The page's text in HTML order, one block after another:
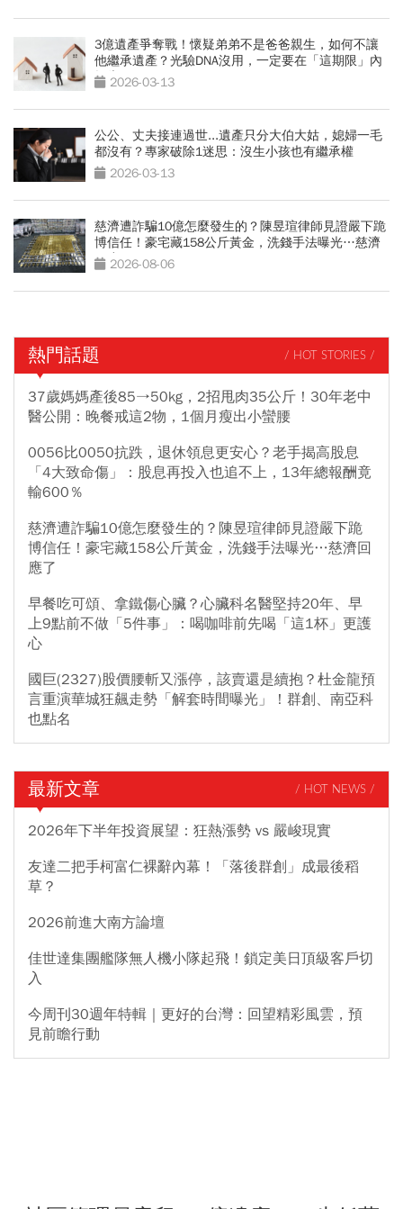
3億遺產爭奪戰！懷疑弟弟不是爸爸親生，如何不讓
他繼承遺產？光驗DNA沒用，一定要在「這期限」內
提告2026-03-13
公公、丈夫接連過世...遺產只分大伯大姑，媳婦一毛
都沒有？專家破除1迷思：沒生小孩也有繼承權
2026-03-13
慈濟遭詐騙10億怎麼發生的？陳昱瑄律師見證嚴下跪
博信任！豪宅藏158公斤黃金，洗錢手法曝光…慈濟
回應了
2026-08-06
熱門話題 / HOT STORIES /
37歲媽媽產後85→50kg，2招甩肉35公斤！30年老中
醫公開：晚餐戒這2物，1個月瘦出小蠻腰
0056比0050抗跌，退休領息更安心？老手揭高股息
「4大致命傷」：股息再投入也追不上，13年總報酬竟
輸600％
慈濟遭詐騙10億怎麼發生的？陳昱瑄律師見證嚴下跪
博信任！豪宅藏158公斤黃金，洗錢手法曝光…慈濟回
應了
早餐吃可頌、拿鐵傷心臟？心臟科名醫堅持20年、早
上9點前不做「5件事」：喝咖啡前先喝「這1杯」更護
心
國巨(2327)股價腰斬又漲停，該賣還是續抱？杜金龍預
言重演華城狂飆走勢「解套時間曝光」！群創、南亞科
也點名
最新文章 / HOT NEWS /
2026年下半年投資展望：狂熱漲勢 vs 嚴峻現實
友達二把手柯富仁裸辭內幕！「落後群創」成最後稻
草？
2026前進大南方論壇
佳世達集團艦隊無人機小隊起飛！鎖定美日頂級客戶切
入
今周刊30週年特輯｜更好的台灣：回望精彩風雲，預
見前瞻行動